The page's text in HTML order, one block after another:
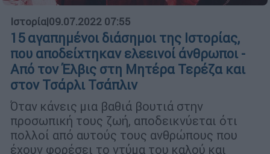
Ιστορία|09.07.2022 07:55
15 αγαπημένοι διάσημοι της Ιστορίας,
που αποδείχτηκαν ελεεινοί άνθρωποι -
Από τον Έλβις στη Μητέρα Τερέζα και
στον Τσάρλι Τσάπλιν
Όταν κάνεις μια βαθιά βουτιά στην
προσωπική τους ζωή, αποδεικνύεται ότι
πολλοί από αυτούς τους ανθρώπους που
έχουν φορέσει το ντύμα του καλού και